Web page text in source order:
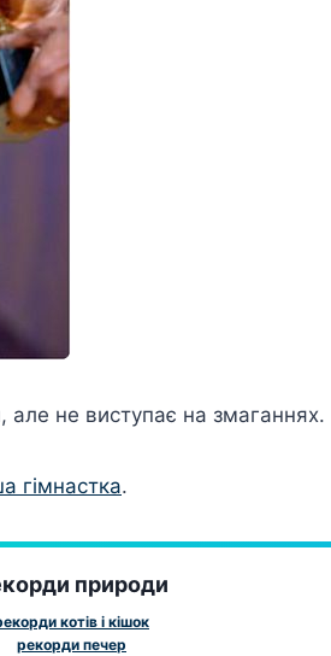
але не виступає на змаганнях.
гімнастка.
природи
котів і кішок
рекорди печер